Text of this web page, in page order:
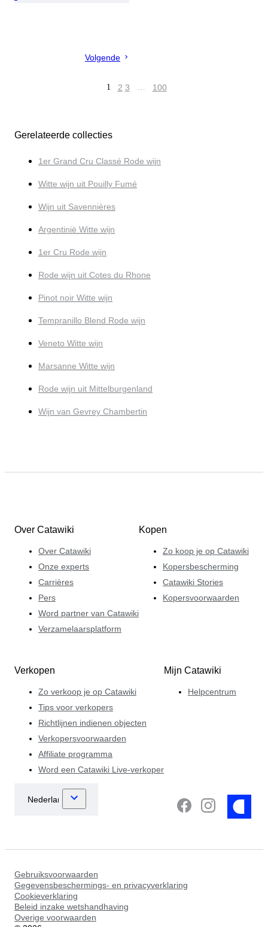
Volgende
1 2 3 … 100
Gerelateerde collecties
1er Grand Cru Classé Rode wijn
Witte wijn uit Pouilly Fumé
Wijn uit Savennières
Argentinië Witte wijn
1er Cru Rode wijn
Rode wijn uit Cotes du Rhone
Pinot noir Witte wijn
Tempranillo Blend Rode wijn
Veneto Witte wijn
Marsanne Witte wijn
Rode wijn uit Mittelburgenland
Wijn van Gevrey Chambertin
Over Catawiki
Over Catawiki
Onze experts
Carrières
Pers
Word partner van Catawiki
Verzamelaarsplatform
Kopen
Zo koop je op Catawiki
Kopersbescherming
Catawiki Stories
Kopersvoorwaarden
Verkopen
Zo verkoop je op Catawiki
Tips voor verkopers
Richtlijnen indienen objecten
Verkopersvoorwaarden
Affiliate programma
Word een Catawiki Live-verkoper
Mijn Catawiki
Helpcentrum
Gebruiksvoorwaarden
Gegevensbeschermings- en privacyverklaring
Cookieverklaring
Beleid inzake wetshandhaving
Overige voorwaarden